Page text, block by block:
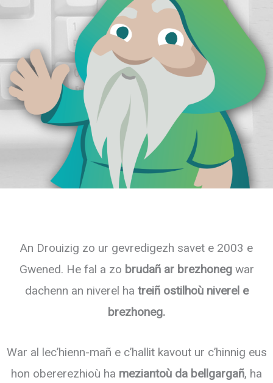
An Drouizig zo ur gevredigezh savet e 2003 e
Gwened. He fal a zo brudañ ar brezhonegwar
dachenn an niverel ha treiñ ostilhoù niverel e
brezhoneg.
War al lec’hienn-mañ e c’hallit kavout ur c’hinnig eus
hon obererezhioù ha meziantoù da bellgargañ, ha